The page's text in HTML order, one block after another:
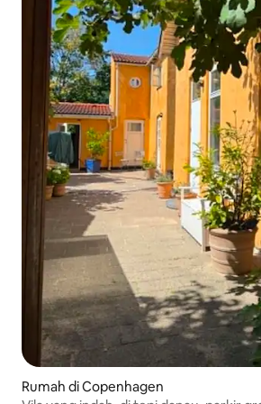
Rumah di Copenhagen